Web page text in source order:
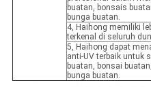
buatan, bonsais
bunga buatan.
4, Haihong memiliki
terkenal di seluruh
5, Haihong dapat
anti-UV terbaik untuk
buatan, bonsai
bunga buatan.